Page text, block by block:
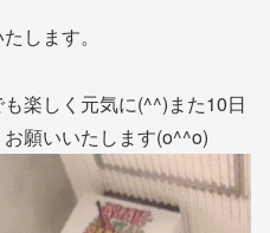
します。
楽しく元気に(^^)また10日
願いいたします(o^^o)